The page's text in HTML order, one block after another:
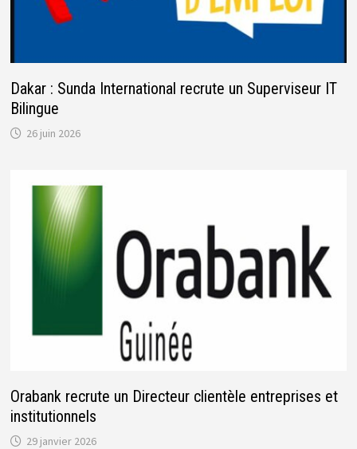
Dakar : Sunda International recrute un Superviseur IT
Bilingue
26 juin 2026
Orabank recrute un Directeur clientèle entreprises et
institutionnels
29 janvier 2026